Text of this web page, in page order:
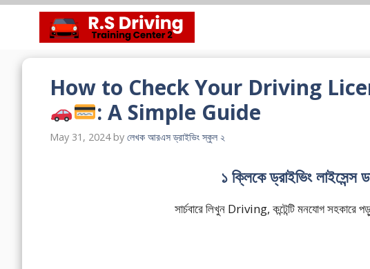
content
How to Check Your Driving
: A Simple Guide
May 31, 2024 by লেখক আরএস ড্রাইভিং স্কুল ২
১ ক্লিকে ড্রাইভিং
সার্চবারে লিখুন Driving, কন্টেন্টি মনযোগ